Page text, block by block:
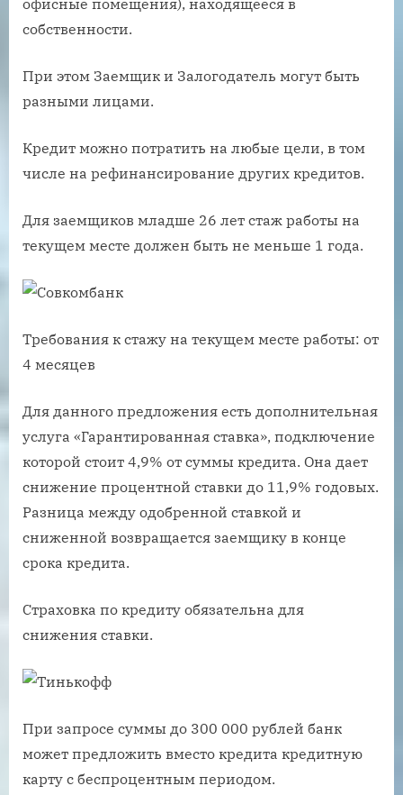
офисные помещения), находящееся в
собственности.
При этом Заемщик и Залогодатель могут быть
разными лицами.
Кредит можно потратить на любые цели, в том
числе на рефинансирование других кредитов.
Для заемщиков младше 26 лет стаж работы на
текущем месте должен быть не меньше 1 года.
Требования к стажу на текущем месте работы: от
4 месяцев
Для данного предложения есть дополнительная
услуга «Гарантированная ставка», подключение
которой стоит 4,9% от суммы кредита. Она дает
снижение процентной ставки до 11,9% годовых.
Разница между одобренной ставкой и
сниженной возвращается заемщику в конце
срока кредита.
Страховка по кредиту обязательна для
снижения ставки.
При запросе суммы до 300 000 рублей банк
может предложить вместо кредита кредитную
карту с беспроцентным периодом.